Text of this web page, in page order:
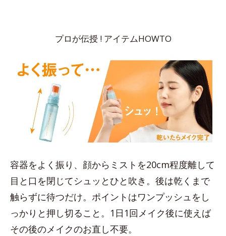
プロが伝授 ! アイテムHOWTO
容器をよく振り、顔からミストを20cm程度離して
目と口を閉じてシュッとひと吹き。後は乾くまで
触らずに待つだけ。ポイントはワンプッシュをし
っかりと押し切ること。1日1回メイク後に使えば
その後のメイクのお直し不要。